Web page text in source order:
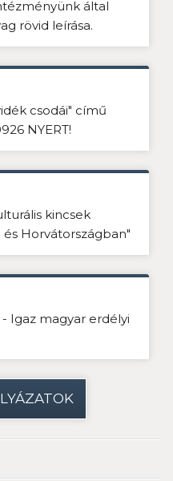
által
rövid leírása.
csodái" című
NYERT!
kincsek
Horvátországban"
- Igaz magyar erdélyi